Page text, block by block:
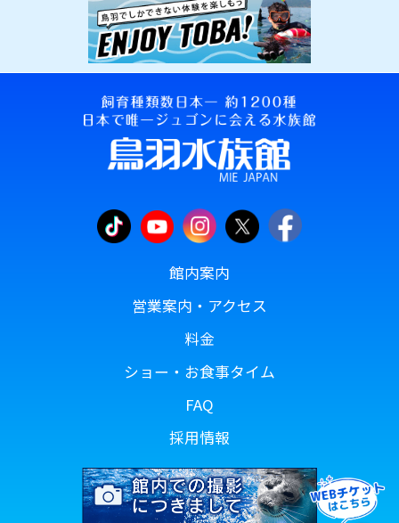
館内案内
営業案内・アクセス
料金
ショー・お食事タイム
FAQ
採用情報